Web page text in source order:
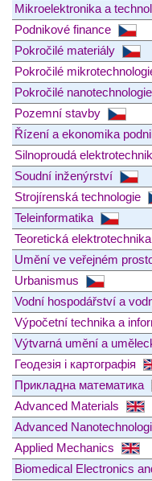
Mikroelektronika a
Podnikové finance
Pokročilé materiály
Pokročilé
Pokročilé
Pozemní stavby
Řízení a ekonomika
Silnoproudá
Soudní inženýrství
Strojírenská technologie
Teleinformatika
Teoretická elektrotechnika
Umění ve veřejném
Urbanismus
Vodní hospodářství a
Výpočetní technika a
Výtvarná umění a
Геодезія і картографія
Прикладна математика
Advanced Materials
Advanced
Applied Mechanics
Biomedical Electronics